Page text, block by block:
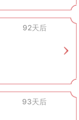
92天后
93天后